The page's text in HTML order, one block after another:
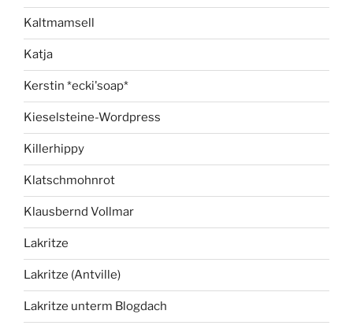
Kaltmamsell
Katja
Kerstin *ecki'soap*
Kieselsteine-Wordpress
Killerhippy
Klatschmohnrot
Klausbernd Vollmar
Lakritze
Lakritze (Antville)
Lakritze unterm Blogdach